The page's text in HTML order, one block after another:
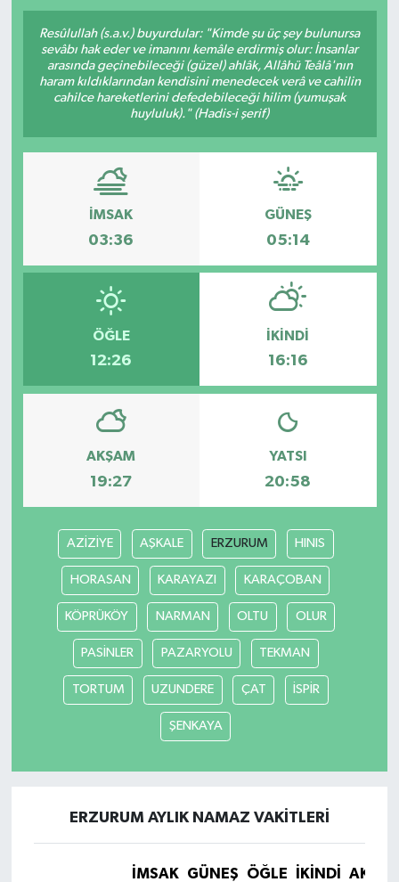
Resûlullah (s.a.v.) buyurdular: "Kimde şu üç şey bulunursa
sevâbı hak eder ve imanını kemâle erdirmiş olur: İnsanlar
arasında geçinebileceği (güzel) ahlâk, Allâhü Teâlâ'nın
haram kıldıklarından kendisini menedecek verâ ve cahilin
cahilce hareketlerini defedebileceği hilim (yumuşak
huyluluk)." (Hadis-i şerif)
İMSAK
03:36
GÜNEŞ
05:14
ÖĞLE
12:26
İKINDI
16:16
AKŞAM
19:27
YATSI
20:58
AZİZİYE AŞKALE ERZURUM HINIS
HORASAN KARAYAZI KARAÇOBAN
KÖPRÜKÖY NARMAN OLTU OLUR
PASİNLER PAZARYOLU TEKMAN
TORTUM UZUNDERE ÇAT İSPİR
ŞENKAYA
ERZURUM AYLIK NAMAZ VAKITLERI
İMSAK GÜNEŞ ÖĞLE İKINDI
SPOR
KÜLTÜR SANAT
FRAGMANLAR